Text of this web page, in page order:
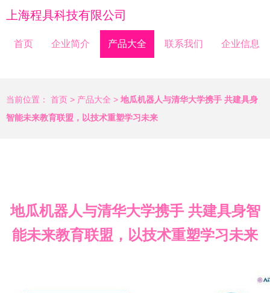
上海程具科技有限公司
首页 企业简介 产品大全 联系我们 企业信息
当前位置： 首页 > 产品大全 > 地瓜机器人与清华大学携手 共建具身
智能未来教育联盟，以技术重塑学习未来
地瓜机器人与清华大学携手 共建具身智
能未来教育联盟，以技术重塑学习未来